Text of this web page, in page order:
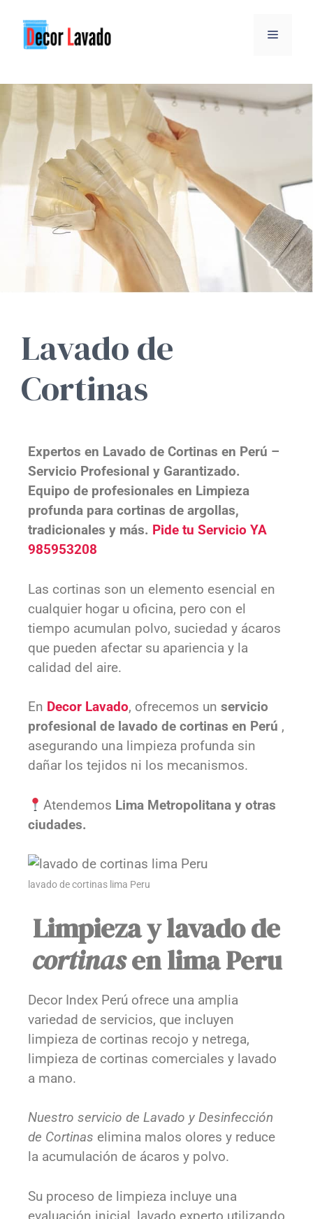
Lavado de
Cortinas
Expertos en Lavado de Cortinas en Perú –
Servicio Profesional y Garantizado.
Equipo de profesionales en Limpieza
profunda para cortinas de argollas,
tradicionales y más. Pide tu Servicio YA
985953208
Las cortinas son un elemento esencial en
cualquier hogar u oficina, pero con el
tiempo acumulan polvo, suciedad y ácaros
que pueden afectar su apariencia y la
calidad del aire.
En Decor Lavado, ofrecemos un servicio
profesional de lavado de cortinas en Perú ,
asegurando una limpieza profunda sin
dañar los tejidos ni los mecanismos.
Atendemos Lima Metropolitana y otras
ciudades.
lavado de cortinas lima Peru
Limpieza y lavado de
cortinasen lima Peru
Decor Index Perú ofrece una amplia
variedad de servicios, que incluyen
limpieza de cortinas recojo y netrega,
limpieza de cortinas comerciales y lavado
a mano.
Nuestro servicio de Lavado y Desinfección
de Cortinas elimina malos olores y reduce
la acumulación de ácaros y polvo.
Su proceso de limpieza incluye una